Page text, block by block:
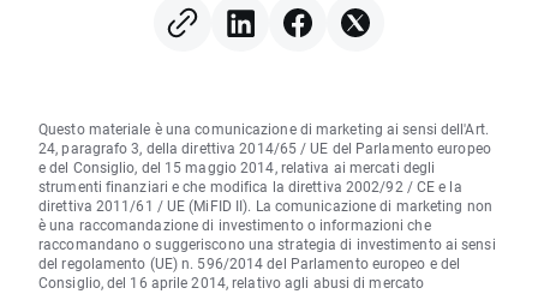
Hathaway
Questo materiale è una comunicazione di marketing ai sensi dell'Art.
24, paragrafo 3, della direttiva 2014/65 / UE del Parlamento europeo
e del Consiglio, del 15 maggio 2014, relativa ai mercati degli
strumenti finanziari e che modifica la direttiva 2002/92 / CE e la
direttiva 2011/61 / UE (MiFID II). La comunicazione di marketing non
è una raccomandazione di investimento o informazioni che
raccomandano o suggeriscono una strategia di investimento ai sensi
del regolamento (UE) n. 596/2014 del Parlamento europeo e del
Consiglio, del 16 aprile 2014, relativo agli abusi di mercato